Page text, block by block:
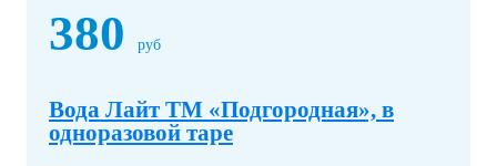
380 руб
Вода Лайт ТМ «Подгородная», в
одноразовой таре